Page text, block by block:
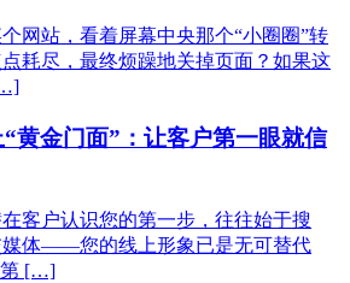
网站，看着屏幕中央那个“小圈圈”转
耗尽，最终烦躁地关掉页面？如果这
黄金门面”：让客户第一眼就信
客户认识您的第一步，往往始于搜
媒体——您的线上形象已是无可替代
第 […]